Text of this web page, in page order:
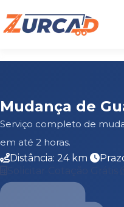
Mudança de
Serviço completo de
em até 2 horas.
Distância: 24 km